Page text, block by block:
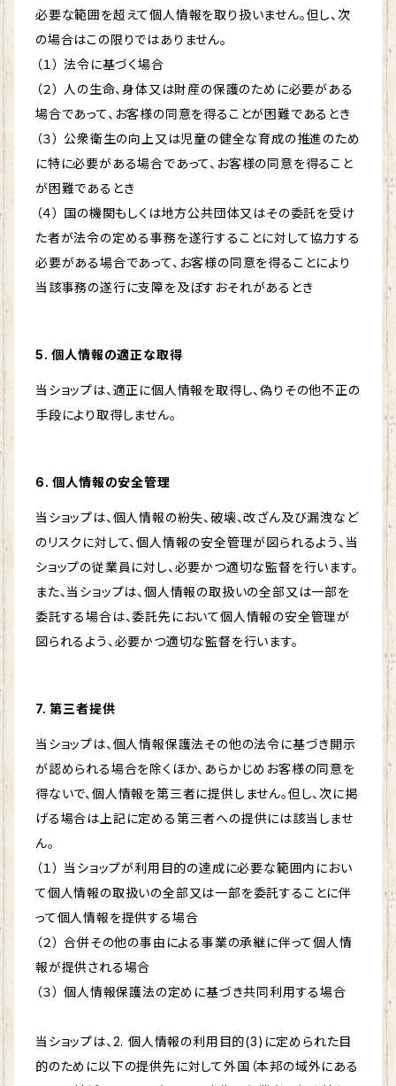
必要な範囲を超えて個人情報を取り扱いません。但し、次
の場合はこの限りではありません。
（１） 法令に基づく場合
（２） 人の生命、身体又は財産の保護のために必要がある
場合であって、お客様の同意を得ることが困難であるとき
（３） 公衆衛生の向上又は児童の健全な育成の推進のため
に特に必要がある場合であって、お客様の同意を得ること
が困難であるとき
（４） 国の機関もしくは地方公共団体又はその委託を受け
た者が法令の定める事務を遂行することに対して協力する
必要がある場合であって、お客様の同意を得ることにより
当該事務の遂行に支障を及ぼすおそれがあるとき
5. 個人情報の適正な取得
当ショップは、適正に個人情報を取得し、偽りその他不正の
手段により取得しません。
6. 個人情報の安全管理
当ショップは、個人情報の紛失、破壊、改ざん及び漏洩など
のリスクに対して、個人情報の安全管理が図られるよう、当
ショップの従業員に対し、必要かつ適切な監督を行います。
また、当ショップは、個人情報の取扱いの全部又は一部を
委託する場合は、委託先において個人情報の安全管理が
図られるよう、必要かつ適切な監督を行います。
7. 第三者提供
当ショップは、個人情報保護法その他の法令に基づき開示
が認められる場合を除くほか、あらかじめお客様の同意を
得ないで、個人情報を第三者に提供しません。但し、次に掲
げる場合は上記に定める第三者への提供には該当しませ
ん。
（１） 当ショップが利用目的の達成に必要な範囲内におい
て個人情報の取扱いの全部又は一部を委託することに伴
って個人情報を提供する場合
（２） 合併その他の事由による事業の承継に伴って個人情
報が提供される場合
（３） 個人情報保護法の定めに基づき共同利用する場合
当ショップは、2. 個人情報の利用目的(3)に定められた目
的のために以下の提供先に対して外国（本邦の域外にある